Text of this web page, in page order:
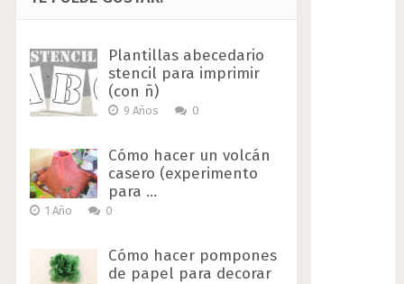
Plantillas abecedario
stencil para imprimir
(con ñ)
9 Años 0
Cómo hacer un volcán
casero (experimento
para …
1 Año 0
Cómo hacer pompones
de papel para decorar